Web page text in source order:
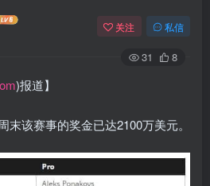
关注 私信
31 8
)报道】
末该赛事的奖金已达2100万美元。